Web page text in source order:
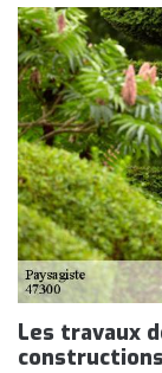
Les travaux